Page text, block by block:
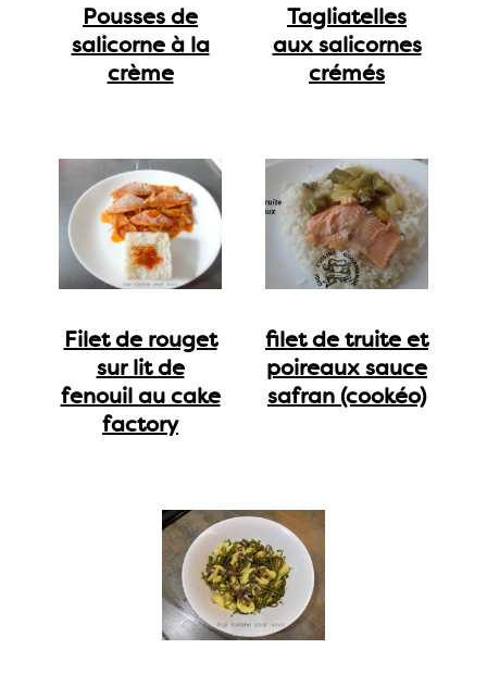
Pousses de
salicorne à la
crème
Tagliatelles
aux salicornes
crémés
Filet de rouget
sur lit de
fenouil au cake
factory
filet de truite et
poireaux sauce
safran (cookéo)